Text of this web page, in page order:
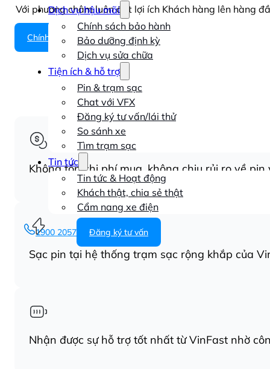
Dịch vụ hậu mãi
Chính sách bảo hành
Bảo dưỡng định kỳ
Dịch vụ sửa chữa
Tiện ích & hỗ trợ
Pin & trạm sạc
Chat với VFX
Đăng ký tư vấn/lái thử
So sánh xe
Tìm trạm sạc
Tin tức
Tin tức & Hoạt động
Khách thật, chia sẻ thật
Cẩm nang xe điện
1900 2057 Đăng ký tư vấn
Với phương châm luôn đặt lợi ích Khách hàng lên hàng
với tất cả các mô hình
Chính sách thuê pin
Không tốn chi phí mua, không chịu rủi ro về
Sạc pin tại hệ thống trạm sạc rộng khắp của
Nhận được sự hỗ trợ tốt nhất từ VinFast nhờ